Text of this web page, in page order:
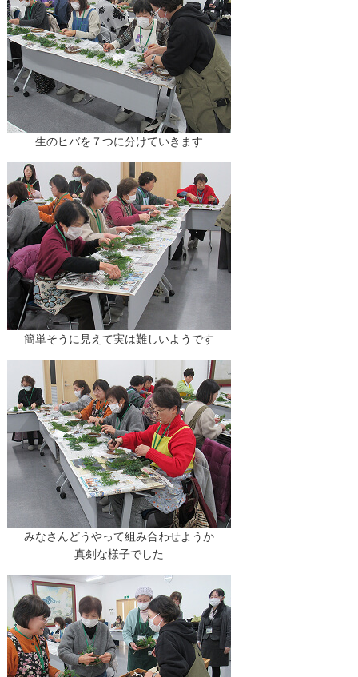
生のヒバを７つに分けていきます
簡単そうに見えて実は難しいようです
みなさんどうやって組み合わせようか
真剣な様子でした